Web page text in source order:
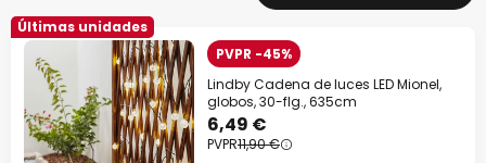
Últimas unidades
PVPR -45%
Lindby Cadena de luces LED Mionel,
globos, 30-flg., 635cm
6,49 €
PVPR11,90 €
-10% EXTRA
-13% EXTRA.desde 159 €
en casi todo*
Código descuento:WOW